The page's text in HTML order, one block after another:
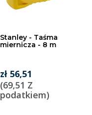
Stanley - Taśma
miernicza - 8 m
zł 56,51
(69,51 Z
podatkiem)